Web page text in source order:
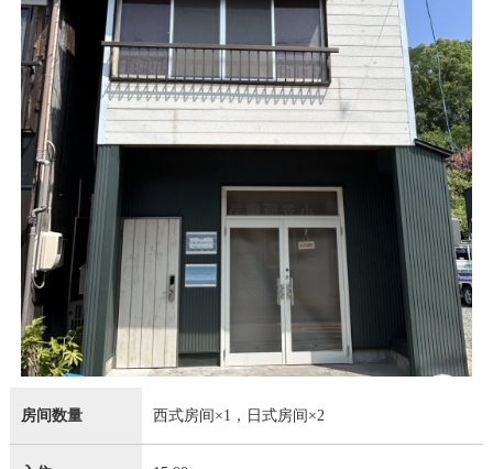
房间数量 西式房间×1，日式房间×2